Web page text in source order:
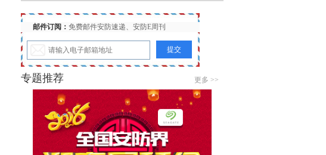
邮件订阅： 免费邮件安防速递、安防E周刊
专题推荐 更多 >>